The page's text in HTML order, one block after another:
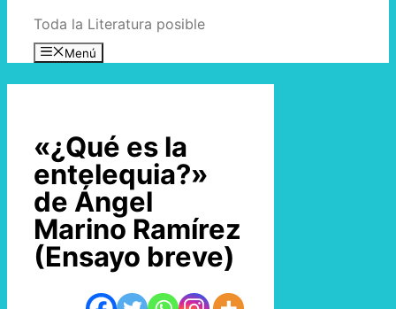
Toda la Literatura posible
Menú
«¿Qué es la
entelequia?»
de Ángel
Marino Ramírez
(Ensayo breve)